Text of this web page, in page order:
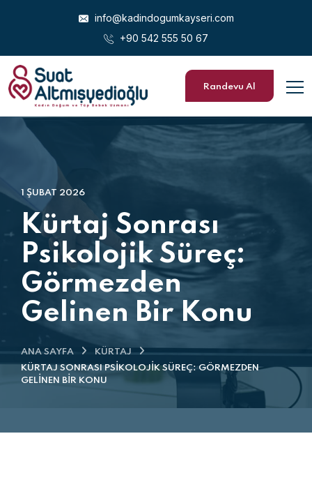
info@kadindogumkayseri.com
+90 542 555 50 67
Randevu Al
1 ŞUBAT 2026
Kürtaj Sonrası
Psikolojik Süreç:
Görmezden
Gelinen Bir Konu
ANA SAYFA
KÜRTAJ
KÜRTAJ SONRASI PSIKOLOJIK SÜREÇ: GÖRMEZDEN
GELINEN BIR KONU